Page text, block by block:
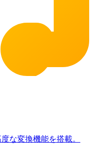
な変換機能を搭載。